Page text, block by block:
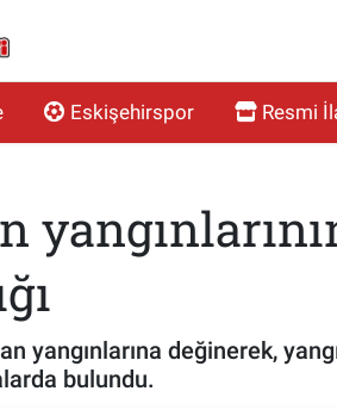
Eskişehirspor Resmi
yangınlarına değinerek,
bulundu.